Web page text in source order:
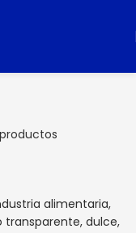
alimentaria,
transparente, dulce,